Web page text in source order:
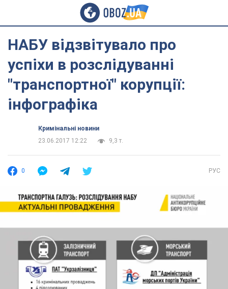
НАБУ відзвітувало про
успіхи в розслідуванні
"транспортної" корупції:
інфографіка
Кримінальні новини
23.06.2017 12:22
9,3 т.
0 РУС